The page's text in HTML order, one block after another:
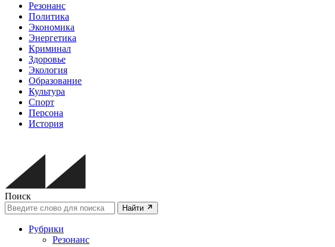
Резонанс
Политика
Экономика
Энергетика
Криминал
Здоровье
Экология
Образование
Культура
Спорт
Персона
История
Поиск
Найти
Рубрики
Резонанс